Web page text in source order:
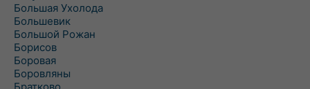
Большая Ухолода
Большевик
Большой Рожан
Борисов
Боровая
Боровляны